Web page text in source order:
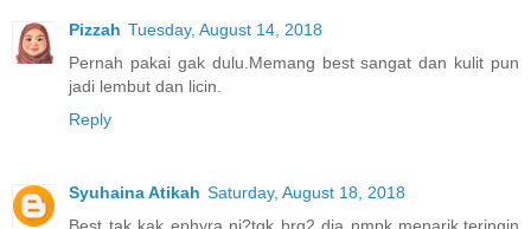
Pizzah Tuesday, August 14, 2018
Pernah pakai gak dulu.Memang best sangat dan kulit pun
jadi lembut dan licin.
Reply
Syuhaina Atikah Saturday, August 18, 2018